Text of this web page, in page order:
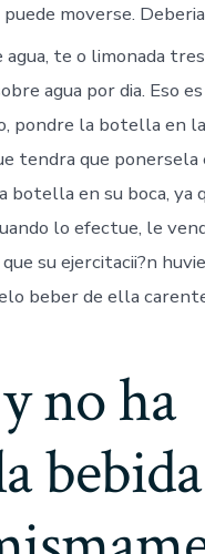
moverse.
te o limonada
agua por dia. Eso
pondre la botella en
tendra que ponersela
en su boca, ya
lo efectue, le
su ejercitacii?n
beber de ella
no ha